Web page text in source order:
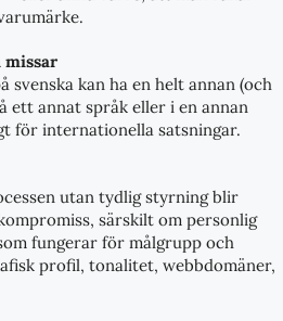
missar
svenska kan ha en helt annan (och
ett annat språk eller i en annan
för internationella satsningar.
utan tydlig styrning blir
särskilt om personlig
fungerar för målgrupp och
profil, tonalitet, webbdomäner,